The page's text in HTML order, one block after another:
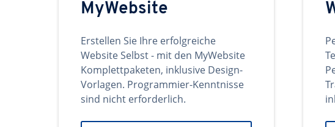
MyWebsite
Erstellen Sie Ihre erfolgreiche
Website Selbst - mit den MyWebsite
Komplettpaketen, inklusive Design-
Vorlagen. Programmier-Kenntnisse
sind nicht erforderlich.